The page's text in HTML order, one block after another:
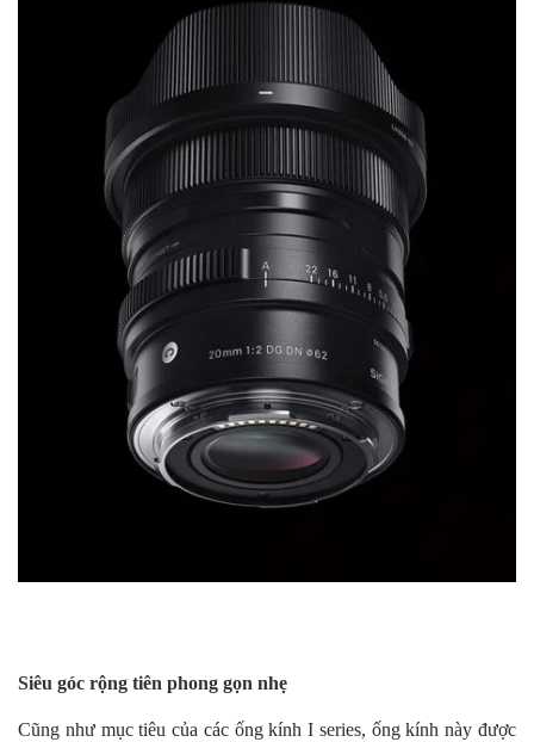
Siêu góc rộng tiên phong gọn nhẹ
Cũng như mục tiêu của các ống kính I series, ống kính này được